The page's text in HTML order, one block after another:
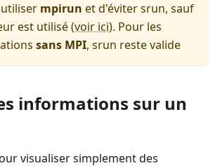
mpirun et d'éviter srun, sauf
est utilisé (voir ici). Pour les
sans MPI, srun reste valide
informations sur un
visualiser simplement des